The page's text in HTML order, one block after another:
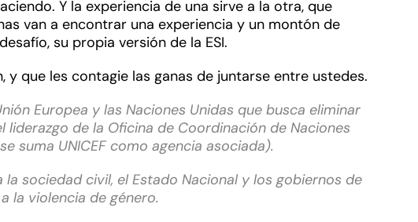
Y la experiencia de una sirve a la otra, que
van a encontrar una experiencia y un montón de
su propia versión de la ESI.
que les contagie las ganas de juntarse entre ustedes.
Europea y las Naciones Unidas que busca eliminar
liderazgo de la Oficina de Coordinación de Naciones
suma UNICEF como agencia asociada).
sociedad civil, el Estado Nacional y los gobiernos de
la violencia de género.